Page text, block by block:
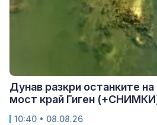
Дунав разкри останките
мост край Гиген
10:40 • 08.08.26